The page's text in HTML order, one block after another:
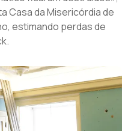
Casa da Misericórdia de
estimando perdas de